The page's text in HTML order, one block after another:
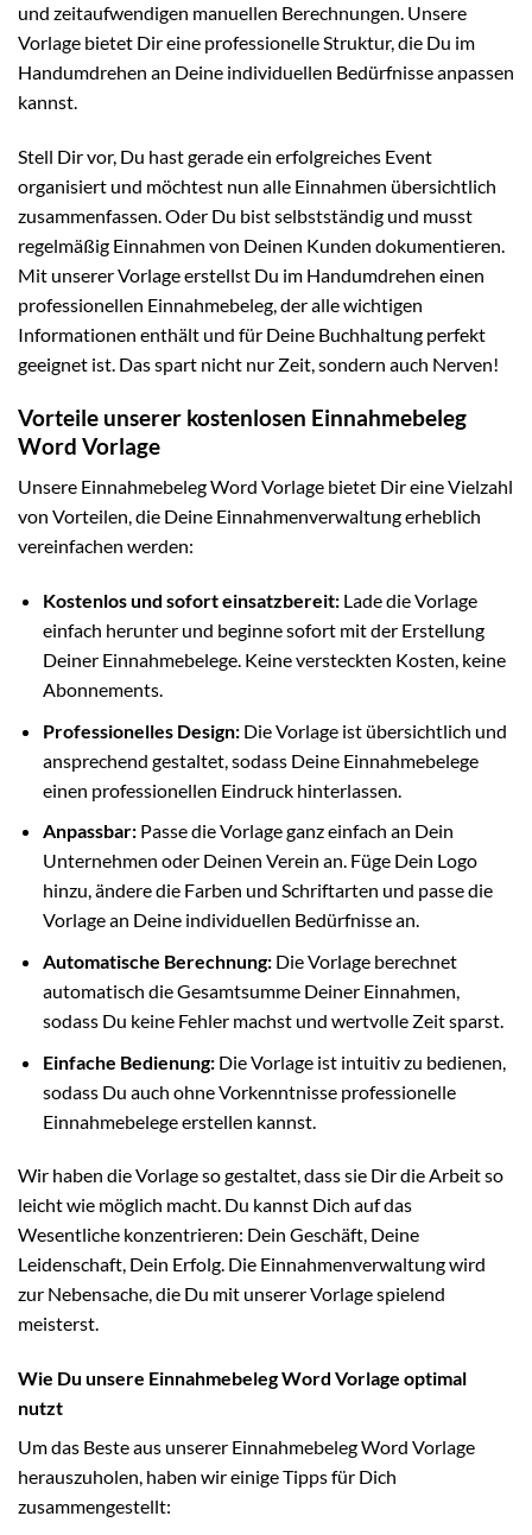
und zeitaufwendigen manuellen Berechnungen. Unsere
Vorlage bietet Dir eine professionelle Struktur, die Du im
Handumdrehen an Deine individuellen Bedürfnisse anpassen
kannst.
Stell Dir vor, Du hast gerade ein erfolgreiches Event
organisiert und möchtest nun alle Einnahmen übersichtlich
zusammenfassen. Oder Du bist selbstständig und musst
regelmäßig Einnahmen von Deinen Kunden dokumentieren.
Mit unserer Vorlage erstellst Du im Handumdrehen einen
professionellen Einnahmebeleg, der alle wichtigen
Informationen enthält und für Deine Buchhaltung perfekt
geeignet ist. Das spart nicht nur Zeit, sondern auch Nerven!
Vorteile unserer kostenlosen Einnahmebeleg
Word Vorlage
Unsere Einnahmebeleg Word Vorlage bietet Dir eine Vielzahl
von Vorteilen, die Deine Einnahmenverwaltung erheblich
vereinfachen werden:
Kostenlos und sofort einsatzbereit:Lade die Vorlage
einfach herunter und beginne sofort mit der Erstellung
Deiner Einnahmebelege. Keine versteckten Kosten, keine
Abonnements.
Professionelles Design:Die Vorlage ist übersichtlich und
ansprechend gestaltet, sodass Deine Einnahmebelege
einen professionellen Eindruck hinterlassen.
Anpassbar:Passe die Vorlage ganz einfach an Dein
Unternehmen oder Deinen Verein an. Füge Dein Logo
hinzu, ändere die Farben und Schriftarten und passe die
Vorlage an Deine individuellen Bedürfnisse an.
Automatische Berechnung:Die Vorlage berechnet
automatisch die Gesamtsumme Deiner Einnahmen,
sodass Du keine Fehler machst und wertvolle Zeit sparst.
Einfache Bedienung:Die Vorlage ist intuitiv zu bedienen,
sodass Du auch ohne Vorkenntnisse professionelle
Einnahmebelege erstellen kannst.
Wir haben die Vorlage so gestaltet, dass sie Dir die Arbeit so
leicht wie möglich macht. Du kannst Dich auf das
Wesentliche konzentrieren: Dein Geschäft, Deine
Leidenschaft, Dein Erfolg. Die Einnahmenverwaltung wird
zur Nebensache, die Du mit unserer Vorlage spielend
meisterst.
Wie Du unsere Einnahmebeleg Word Vorlage optimal
nutzt
Um das Beste aus unserer Einnahmebeleg Word Vorlage
herauszuholen, haben wir einige Tipps für Dich
zusammengestellt: